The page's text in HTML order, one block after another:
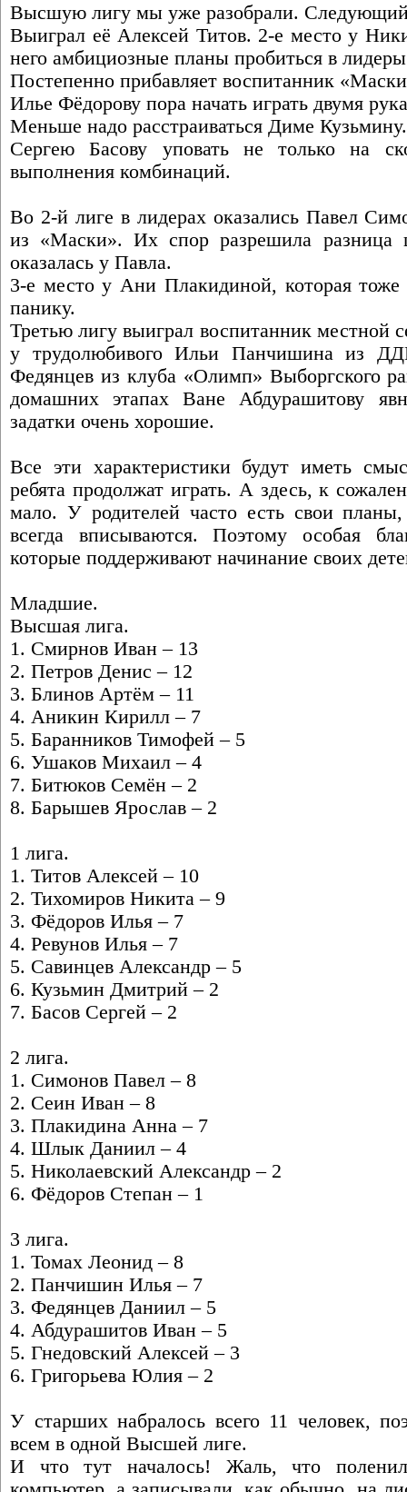
Высшую лигу мы уже разобрали. Следующий
Выиграл её Алексей Титов. 2-е место у
него амбициозные планы пробиться в
Постепенно прибавляет воспитанник
Илье Фёдорову пора начать играть двумя
Меньше надо расстраиваться Диме Кузьмину.
Сергею Басову уповать не только на
выполнения комбинаций.
Во 2-й лиге в лидерах оказались Павел
из «Маски». Их спор разрешила
оказалась у Павла.
3-е место у Ани Плакидиной, которая
панику.
Третью лигу выиграл воспитанник местной
у трудолюбивого Ильи Панчишина из
Федянцев из клуба «Олимп» Выборгского
домашних этапах Ване Абдурашитову
задатки очень хорошие.
Все эти характеристики будут иметь
ребята продолжат играть. А здесь, к
мало. У родителей часто есть свои
всегда вписываются. Поэтому особая
которые поддерживают начинание своих
Младшие.
Высшая лига.
1. Смирнов Иван – 13
2. Петров Денис – 12
3. Блинов Артём – 11
4. Аникин Кирилл – 7
5. Баранников Тимофей – 5
6. Ушаков Михаил – 4
7. Битюков Семён – 2
8. Барышев Ярослав – 2
1 лига.
1. Титов Алексей – 10
2. Тихомиров Никита – 9
3. Фёдоров Илья – 7
4. Ревунов Илья – 7
5. Савинцев Александр – 5
6. Кузьмин Дмитрий – 2
7. Басов Сергей – 2
2 лига.
1. Симонов Павел – 8
2. Сеин Иван – 8
3. Плакидина Анна – 7
4. Шлык Даниил – 4
5. Николаевский Александр – 2
6. Фёдоров Степан – 1
3 лига.
1. Томах Леонид – 8
2. Панчишин Илья – 7
3. Федянцев Даниил – 5
4. Абдурашитов Иван – 5
5. Гнедовский Алексей – 3
6. Григорьева Юлия – 2
У старших набралось всего 11 человек,
всем в одной Высшей лиге.
И что тут началось! Жаль, что